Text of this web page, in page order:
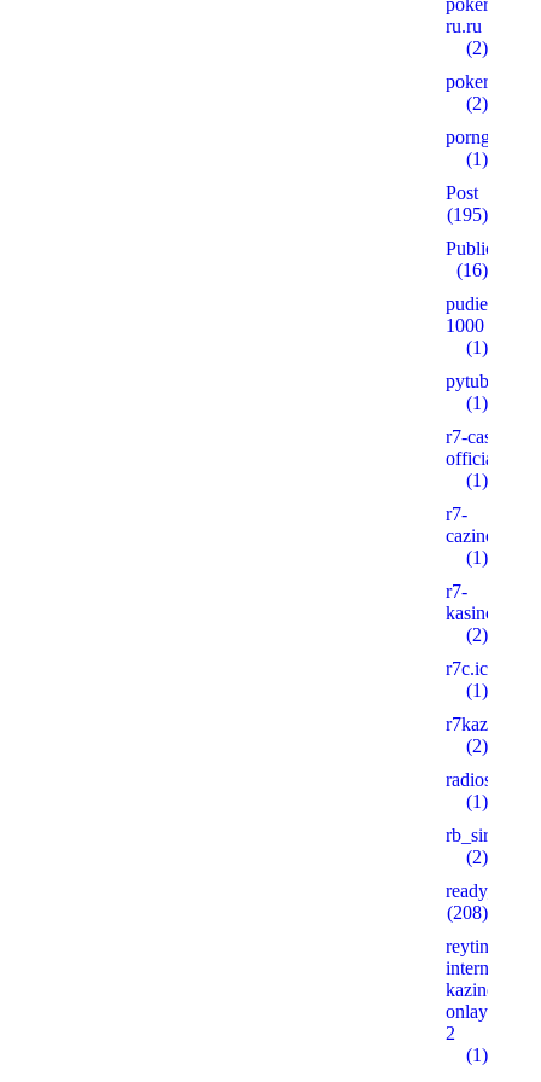
pokerplay-
ru.ru
(2)
(2)
porngames
(1)
Post
(195)
Public
(16)
pudie.ru
1000
(1)
pytube.io5
(1)
r7-casino-
official2.xyz
(1)
r7-
cazinos.xyz
(1)
r7-
kasino8.site
(2)
r7c.icu
(1)
r7kazino.life
(2)
(1)
rb_siralan
(2)
ready_text
(208)
reyting-
internet-
kazino-
onlayn.xyz
2
(1)